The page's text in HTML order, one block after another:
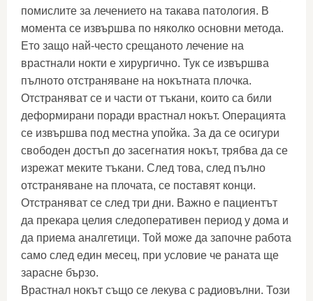
помислите за лечението на такава патология. В
момента се извършва по няколко основни метода.
Ето защо най-често срещаното лечение на
врастнали нокти е хирургично. Тук се извършва
пълното отстраняване на нокътната плочка.
Отстраняват се и части от тъкани, които са били
деформирани поради врастнал нокът. Операцията
се извършва под местна упойка. За да се осигури
свободен достъп до засегнатия нокът, трябва да се
изрежат меките тъкани. След това, след пълно
отстраняване на плочата, се поставят конци.
Отстраняват се след три дни. Важно е пациентът
да прекара целия следоперативен период у дома и
да приема аналгетици. Той може да започне работа
само след един месец, при условие че раната ще
зарасне бързо.
Врастнал нокът също се лекува с радиовълни. Този